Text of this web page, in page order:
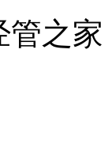
管之家